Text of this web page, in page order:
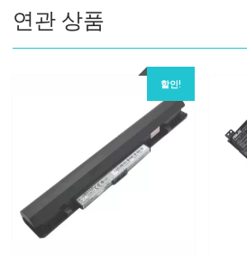
연관 상품
할인!